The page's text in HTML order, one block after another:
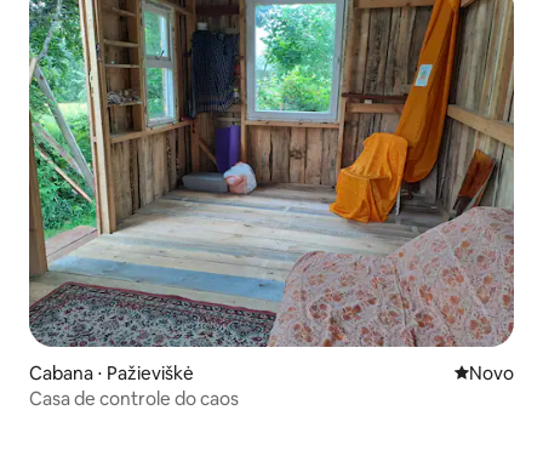
Cabana ⋅ Pažieviškė Novo
Novo
Casa de controle do caos